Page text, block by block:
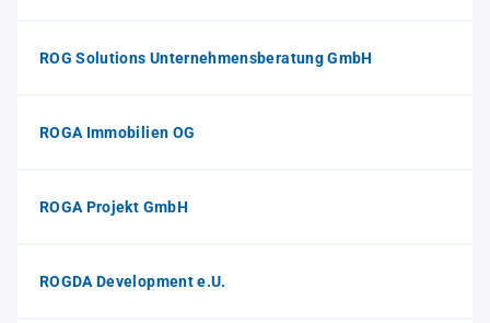
ROG Solutions Unternehmensberatung GmbH
ROGA Immobilien OG
ROGA Projekt GmbH
ROGDA Development e.U.